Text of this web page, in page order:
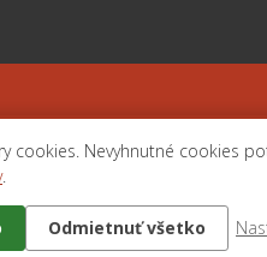
cookies. Nevyhnutné cookies
.
Odmietnuť všetko